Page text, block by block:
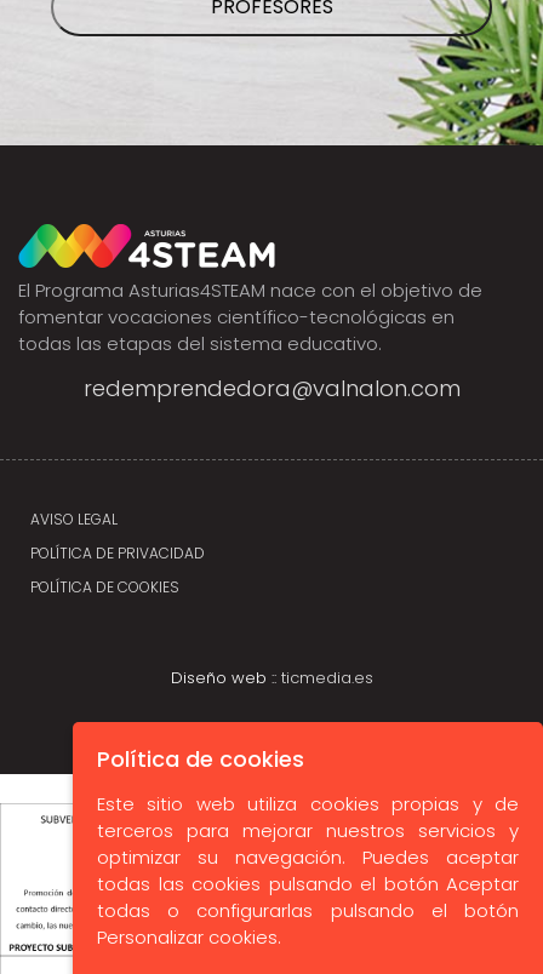
AVISO LEGAL
Política de cookies
Este sitio web utiliza cookies propias y de
terceros para mejorar nuestros servicios y
optimizar su navegación. Puedes aceptar
todas las cookies pulsando el botón Aceptar
todas o configurarlas pulsando el botón
Personalizar cookies.